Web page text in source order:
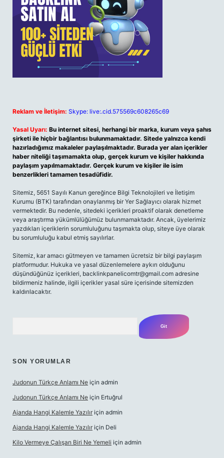
Reklam ve İletişim: Skype: live:.cid.575569c608265c69
Yasal Uyarı: Bu internet sitesi, herhangi bir marka, kurum veya şahıs
şirketi ile hiçbir bağlantısı bulunmamaktadır. Sitede yalnızca kendi
hazırladığımız makaleler paylaşılmaktadır. Burada yer alan içerikler
haber niteliği taşımamakta olup, gerçek kurum ve kişiler hakkında
paylaşım yapılmamaktadır. Gerçek kurum ve kişiler ile isim
benzerlikleri tamamen tesadüfidir.
Sitemiz, 5651 Sayılı Kanun gereğince Bilgi Teknolojileri ve İletişim
Kurumu (BTK) tarafından onaylanmış bir Yer Sağlayıcı olarak hizmet
vermektedir. Bu nedenle, sitedeki içerikleri proaktif olarak denetleme
veya araştırma yükümlülüğümüz bulunmamaktadır. Ancak, üyelerimiz
yazdıkları içeriklerin sorumluluğunu taşımakta olup, siteye üye olarak
bu sorumluluğu kabul etmiş sayılırlar.
Sitemiz, kar amacı gütmeyen ve tamamen ücretsiz bir bilgi paylaşım
platformudur. Hukuka ve yasal düzenlemelere aykırı olduğunu
düşündüğünüz içerikleri, backlinkpanelicomtr@gmail.com adresine
bildirmeniz halinde, ilgili içerikler yasal süre içerisinde sitemizden
kaldırılacaktır.
SON YORUMLAR
Judonun Türkçe Anlamı Ne için admin
Judonun Türkçe Anlamı Ne için Ertuğrul
Ajanda Hangi Kalemle Yazılır için admin
Ajanda Hangi Kalemle Yazılır için Deli
Kilo Vermeye Çalışan Biri Ne Yemeli için admin